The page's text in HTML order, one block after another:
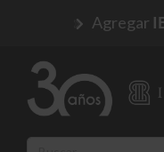
Agregar